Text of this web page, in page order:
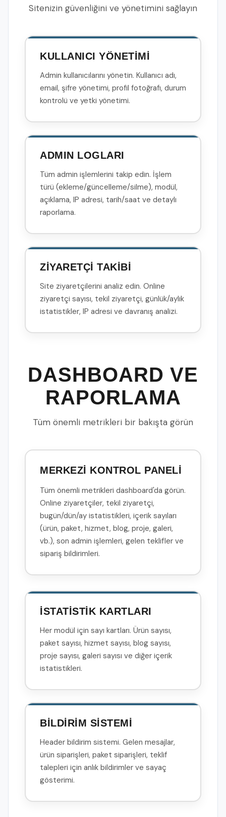
Sitenizin güvenliğini ve yönetimini sağlayın
KULLANICI YÖNETİMİ
Admin kullanıcılarını yönetin. Kullanıcı adı,
email, şifre yönetimi, profil fotoğrafı, durum
kontrolü ve yetki yönetimi.
ADMIN LOGLARI
Tüm admin işlemlerini takip edin. İşlem
türü (ekleme/güncelleme/silme), modül,
açıklama, IP adresi, tarih/saat ve detaylı
raporlama.
ZİYARETÇİ TAKİBİ
Site ziyaretçilerini analiz edin. Online
ziyaretçi sayısı, tekil ziyaretçi, günlük/aylık
istatistikler, IP adresi ve davranış analizi.
DASHBOARD VE
RAPORLAMA
Tüm önemli metrikleri bir bakışta görün
MERKEZİ KONTROL PANELİ
Tüm önemli metrikleri dashboard'da görün.
Online ziyaretçiler, tekil ziyaretçi,
bugün/dün/ay istatistikleri, içerik sayıları
(ürün, paket, hizmet, blog, proje, galeri,
vb.), son admin işlemleri, gelen teklifler ve
sipariş bildirimleri.
İSTATİSTİK KARTLARI
Her modül için sayı kartları. Ürün sayısı,
paket sayısı, hizmet sayısı, blog sayısı,
proje sayısı, galeri sayısı ve diğer içerik
istatistikleri.
BİLDİRİM SİSTEMİ
Header bildirim sistemi. Gelen mesajlar,
ürün siparişleri, paket siparişleri, teklif
talepleri için anlık bildirimler ve sayaç
gösterimi.